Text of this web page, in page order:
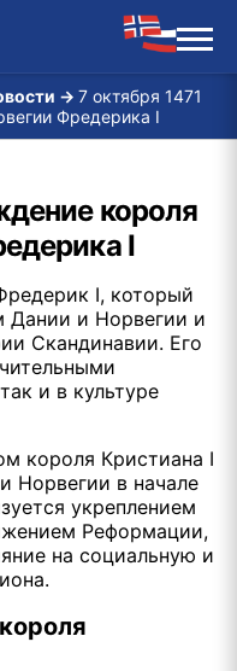
→ 7 октября 1471
Фредерика I
короля
I
I, который
Дании и Норвегии и
Скандинавии. Его
и в культуре
короля Кристиана I
Норвегии в начале
укреплением
Реформации,
на социальную и